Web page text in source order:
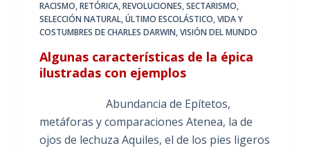
RACISMO,RETÓRICA,REVOLUCIONES,SECTARISMO,
SELECCIÓN NATURAL,ÚLTIMO ESCOLÁSTICO,VIDA Y
COSTUMBRES DE CHARLES DARWIN,VISIÓN DEL MUNDO
Algunas características de la épica
ilustradas con ejemplos
Abundancia de Epítetos,
metáforas y comparaciones Atenea, la de
ojos de lechuza Aquiles, el de los pies ligeros